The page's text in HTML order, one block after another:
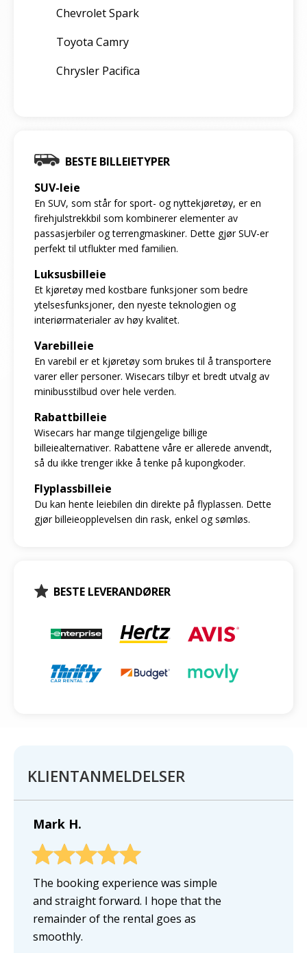
Chevrolet Spark
Toyota Camry
Chrysler Pacifica
BESTE BILLEIETYPER
SUV-leie
En SUV, som står for sport- og nyttekjøretøy, er en
firehjulstrekkbil som kombinerer elementer av
passasjerbiler og terrengmaskiner. Dette gjør SUV-er
perfekt til utflukter med familien.
Luksusbilleie
Et kjøretøy med kostbare funksjoner som bedre
ytelsesfunksjoner, den nyeste teknologien og
interiørmaterialer av høy kvalitet.
Varebilleie
En varebil er et kjøretøy som brukes til å transportere
varer eller personer. Wisecars tilbyr et bredt utvalg av
minibusstilbud over hele verden.
Rabattbilleie
Wisecars har mange tilgjengelige billige
billeiealternativer. Rabattene våre er allerede anvendt,
så du ikke trenger ikke å tenke på kupongkoder.
Flyplassbilleie
Du kan hente leiebilen din direkte på flyplassen. Dette
gjør billeieopplevelsen din rask, enkel og sømløs.
BESTE LEVERANDØRER
KLIENTANMELDELSER
Mark H.
The booking experience was simple
and straight forward. I hope that the
remainder of the rental goes as
smoothly.